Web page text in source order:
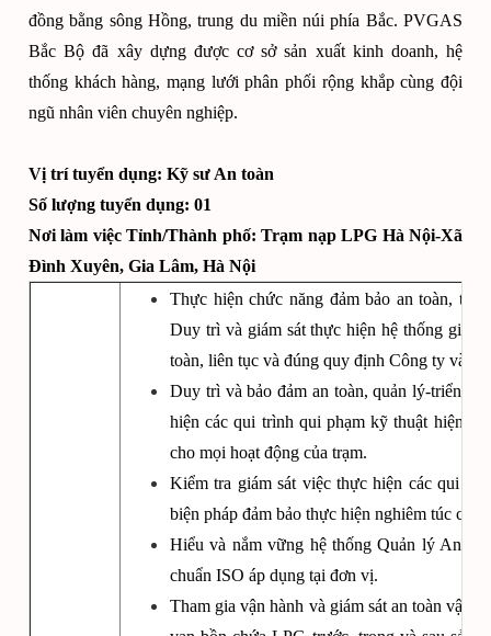
đồng bằng sông Hồng, trung du miền núi phía Bắc. PVGAS
Bắc Bộ đã xây dựng được cơ sở sản xuất kinh doanh, hệ
thống khách hàng, mạng lưới phân phối rộng khắp cùng đội
ngũ nhân viên chuyên nghiệp.
Vị trí tuyển dụng: Kỹ sư An toàn
Số lượng tuyển dụng: 01
Nơi làm việc Tỉnh/Thành phố: Trạm nạp LPG Hà Nội-Xã
Đình Xuyên, Gia Lâm, Hà Nội
Thực hiện chức năng đảm bảo an toàn,
Duy trì và giám sát thực hiện hệ thống giấy
toàn, liên tục và đúng quy định Công ty và
Duy trì và bảo đảm an toàn, quản lý-triển
hiện các qui trình qui phạm kỹ thuật hiện
cho mọi hoạt động của trạm.
Kiểm tra giám sát việc thực hiện các qui
biện pháp đảm bảo thực hiện nghiêm túc các
Hiểu và nắm vững hệ thống Quản lý An
chuẩn ISO áp dụng tại đơn vị.
Tham gia vận hành và giám sát an toàn vận